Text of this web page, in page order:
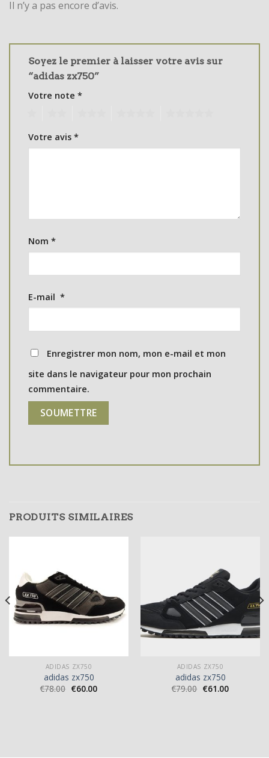
Il n’y a pas encore d’avis.
Soyez le premier à laisser votre avis sur
“adidas zx750”
Votre note *
Votre avis *
Nom *
E-mail *
Enregistrer mon nom, mon e-mail et mon
site dans le navigateur pour mon prochain
commentaire.
PRODUITS SIMILAIRES
ADIDAS ZX750
adidas zx750
€78.00 €60.00
ADIDAS ZX750
adidas zx750
€79.00 €61.00